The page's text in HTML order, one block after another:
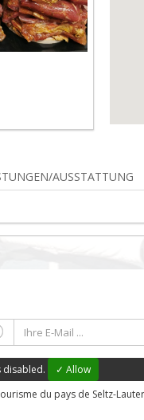
AUSSTATTUNG
disabled.
✓ Allow
du pays de Seltz-